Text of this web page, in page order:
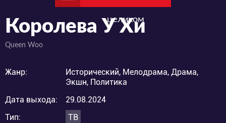
целиком
Королева У Хи
Queen Woo
Жанр:
Исторический, Мелодрама, Драма,
Экшн, Политика
Дата выхода:
29.08.2024
Тип:
ТВ